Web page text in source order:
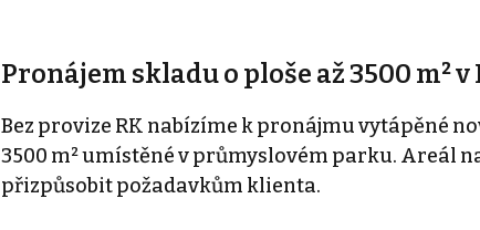
Pronájem skladu o ploše až 3500 m²
Bez provize RK nabízíme k pronájmu vytápěné
3500 m² umístěné v průmyslovém parku. Areál
přizpůsobit požadavkům klienta.